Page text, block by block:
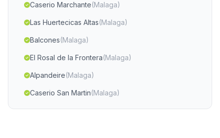
Caserio Marchante(Malaga)
Las Huertecicas Altas(Malaga)
Balcones(Malaga)
El Rosal de la Frontera(Malaga)
Alpandeire(Malaga)
Caserio San Martin(Malaga)
Casas Cortijos Nuevos del Campo(Malaga)